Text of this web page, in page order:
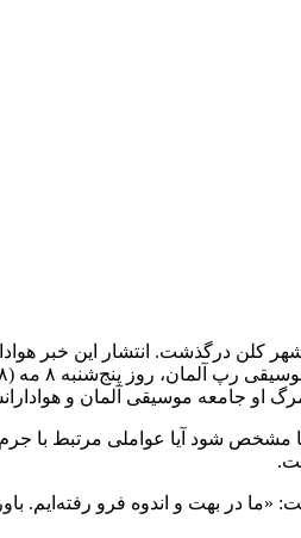
او جامعه موسیقی آلمان و
شود آیا عواملی مرتبط با جرم
در بهت و اندوه فرو رفته‌ایم.